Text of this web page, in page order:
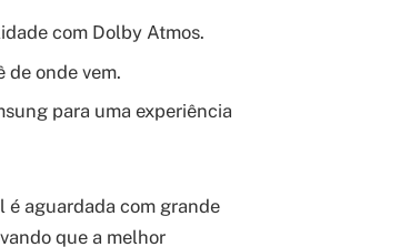
com Dolby Atmos.
de onde vem.
para uma experiência
é aguardada com grande
que a melhor